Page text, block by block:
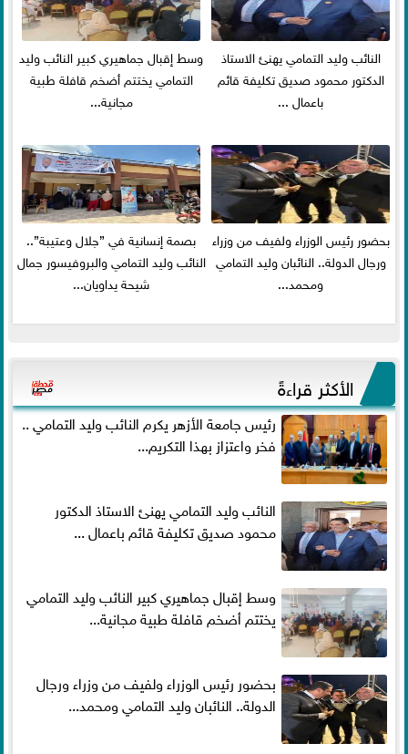
النائب وليد التمامي يهنئ الاستاذ
الدكتور محمود صديق تكليفة قائم
باعمال ...
وسط إقبال جماهيري كبير النائب وليد
التمامي يختتم أضخم قافلة طبية
مجانية...
بحضور رئيس الوزراء ولفيف من وزراء
ورجال الدولة.. النائبان وليد التمامي
ومحمد...
بصمة إنسانية في ”جلال وعتيبة”..
النائب وليد التمامي والبروفيسور جمال
شيحة يداويان...
الأكثر قراءةً
رئيس جامعة الأزهر يكرم النائب وليد التمامي ..
فخر واعتزاز بهذا التكريم...
النائب وليد التمامي يهنئ الاستاذ الدكتور
محمود صديق تكليفة قائم باعمال ...
وسط إقبال جماهيري كبير النائب وليد التمامي
يختتم أضخم قافلة طبية مجانية...
بحضور رئيس الوزراء ولفيف من وزراء ورجال
الدولة.. النائبان وليد التمامي ومحمد...